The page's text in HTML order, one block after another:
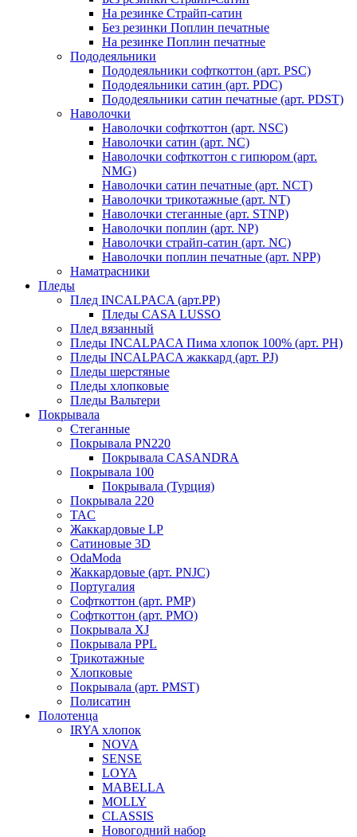
На резинке Страйп-сатин
Без резинки Поплин печатные
На резинке Поплин печатные
Пододеяльники
Пододеяльники софткоттон (арт. PSC)
Пододеяльники сатин (арт. PDC)
Пододеяльники сатин печатные (арт. PDST)
Наволочки
Наволочки софткоттон (арт. NSC)
Наволочки сатин (арт. NC)
Наволочки софткоттон с гипюром (арт.
NMG)
Наволочки сатин печатные (арт. NCT)
Наволочки трикотажные (арт. NT)
Наволочки стеганные (арт. STNP)
Наволочки поплин (арт. NP)
Наволочки страйп-сатин (арт. NC)
Наволочки поплин печатные (арт. NPP)
Наматрасники
Пледы
Плед INCALPACA (арт.PP)
Пледы CASA LUSSO
Плед вязанный
Пледы INCALPACA Пима хлопок 100% (арт. PH)
Пледы INCALPACA жаккард (арт. PJ)
Пледы шерстяные
Пледы хлопковые
Пледы Вальтери
Покрывала
Стеганные
Покрывала PN220
Покрывала CASANDRA
Покрывала 100
Покрывала (Турция)
Покрывала 220
TAC
Жаккардовые LP
Сатиновые 3D
OdaModa
Жаккардовые (арт. PNJC)
Португалия
Софткоттон (арт. PMP)
Софткоттон (арт. PMO)
Покрывала XJ
Покрывала PPL
Трикотажные
Хлопковые
Покрывала (арт. PMST)
Полисатин
Полотенца
IRYA хлопок
NOVA
SENSE
LOYA
MABELLA
MOLLY
CLASSIS
Новогодний набор